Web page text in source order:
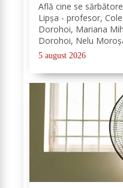
Află cine se
Lipșa - profesor,
Dorohoi, Mariana
Dorohoi, Nelu
Dorohoi News
Completează lista
5 august 2026